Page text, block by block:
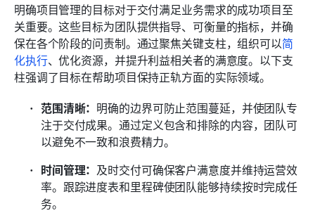
明确项目管理的目标对于交付满足业务需求的成功项目至
关重要。这些目标为团队提供指导、可衡量的指标，并确
保在各个阶段的问责制。通过聚焦关键支柱，组织可以简
化执行、优化资源，并提升利益相关者的满意度。以下支
柱强调了目标在帮助项目保持正轨方面的实际领域。
范围清晰： 明确的边界可防止范围蔓延，并使团队专
注于交付成果。通过定义包含和排除的内容，团队可
以避免不一致和浪费精力。
时间管理： 及时交付可确保客户满意度并维持运营效
率。跟踪进度表和里程碑使团队能够持续按时完成任
务。